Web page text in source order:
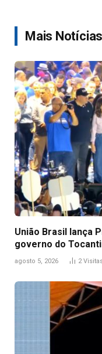
Mais Notícias
União Brasil lança
governo do
agosto 5, 2026 2